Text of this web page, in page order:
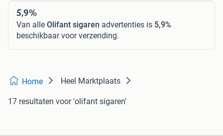
5,9%
Van alle Olifant sigaren advertenties is 5,9%
beschikbaar voor verzending.
Home Heel Marktplaats
17 resultaten voor 'olifant sigaren'